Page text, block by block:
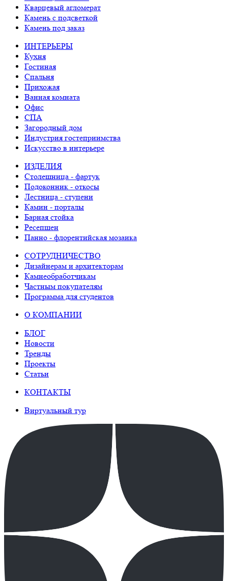
Кварцевый агломерат
Камень с подсветкой
Камень под заказ
ИНТЕРЬЕРЫ
Кухня
Гостиная
Спальня
Прихожая
Ванная комната
Офис
СПА
Загородный дом
Индустрия гостеприимства
Искусство в интерьере
ИЗДЕЛИЯ
Столешница - фартук
Подоконник - откосы
Лестница - ступени
Камин - порталы
Барная стойка
Ресепшен
Панно - флорентийская мозаика
СОТРУДНИЧЕСТВО
Дизайнерам и архитекторам
Камнеобработчикам
Частным покупателям
Программа для студентов
О КОМПАНИИ
БЛОГ
Новости
Тренды
Проекты
Статьи
КОНТАКТЫ
Виртуальный тур